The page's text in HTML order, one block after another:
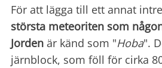
För att lägga till ett annat
största meteoriten som
Jorden är känd som "Hoba".
järnblock, som föll för cirka